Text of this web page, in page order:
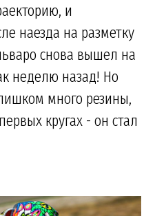
и
наезда на разметку
снова вышел на
неделю назад! Но
много резины,
кругах - он стал